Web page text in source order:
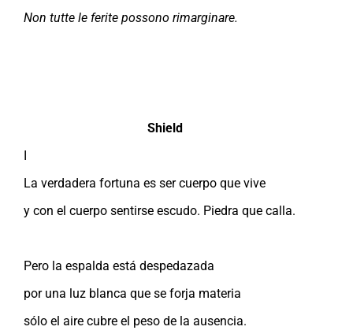
Non tutte le ferite possono rimarginare.
Shield
La verdadera fortuna es ser cuerpo que vive
y con el cuerpo sentirse escudo. Piedra que calla.
Pero la espalda está despedazada
por una luz blanca que se forja materia
sólo el aire cubre el peso de la ausencia.